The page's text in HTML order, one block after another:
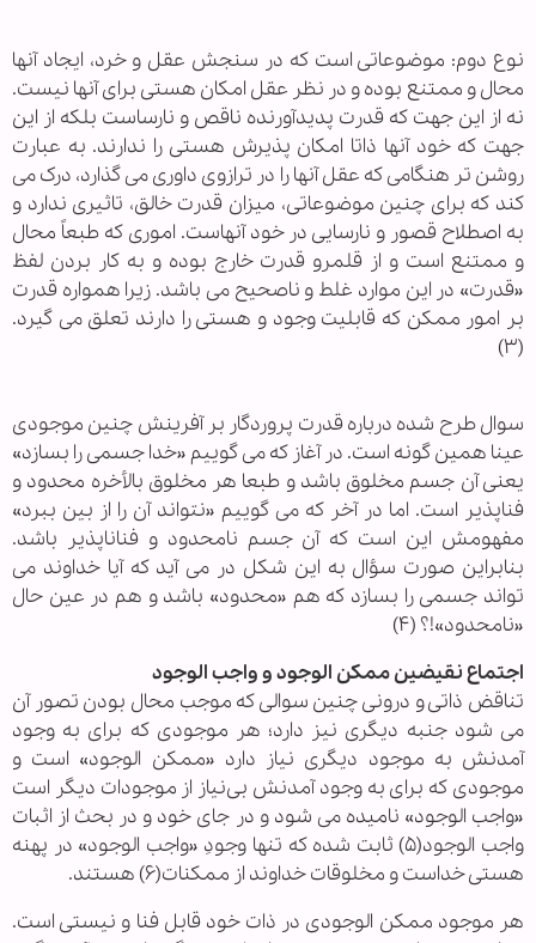
نوع دوم: موضوعاتی است که در سنجش عقل و خرد، ایجاد آنها
محال و ممتنع‌ بوده و در نظر عقل امکان هستی برای آنها نیست.
نه از این جهت که قدرت پدیدآورنده ناقص و نارساست بلکه از این
جهت که خود آنها ذاتا امکان پذیرش هستی را ندارند. به عبارت
روشن تر هنگامی که عقل آنها را در ترازوی داوری می گذارد، درک می
کند که برای چنین موضوعاتی، میزان قدرت خالق، تاثیری ندارد و
به اصطلاح قصور و نارسایی در خود آنهاست. اموری که طبعاً محال
و ممتنع است و از قلمرو قدرت خارج بوده و به کار بردن لفظ
«قدرت» در این موارد غلط و ناصحیح می باشد. زیرا همواره قدرت
بر امور ممکن که قابلیت وجود و هستی را دارند تعلق می گیرد.
(۳)
سوال طرح شده درباره قدرت پروردگار بر آفرینش چنین موجودی
عینا همین گونه است. در آغاز که می گوییم «خدا جسمی را بسازد»
یعنی آن جسم مخلوق باشد و طبعا هر مخلوق بالأخره محدود و
فناپذیر است. اما در آخر که می گوییم «نتواند آن را از بین ببرد»
مفهومش این است که آن جسم نامحدود و فناناپذیر باشد.
بنابراین صورت سؤال به این شکل در می آید که آیا خداوند می
تواند جسمی را بسازد که هم «محدود» باشد و هم در عین حال
«نامحدود»!؟ (۴)
اجتماع نقیضین ممکن الوجود و واجب الوجود
تناقض ذاتی و درونی چنین سوالی که موجب محال بودن تصور آن
می شود جنبه دیگری نیز دارد؛ هر موجودی که برای به وجود
آمدنش به موجود دیگری نیاز دارد «ممکن الوجود» است و
موجودی که برای به وجود آمدنش بی‌نیاز از موجودات دیگر است
«واجب الوجود» نامیده می شود و در جای خود و در بحث از اثبات
واجب الوجود(۵) ثابت شده که تنها وجودِ «واجب الوجود» در پهنه
هستی خداست و مخلوقات خداوند از ممکنات(۶) هستند.
هر موجود ممکن الوجودی در ذات خود قابل فنا و نیستی است.